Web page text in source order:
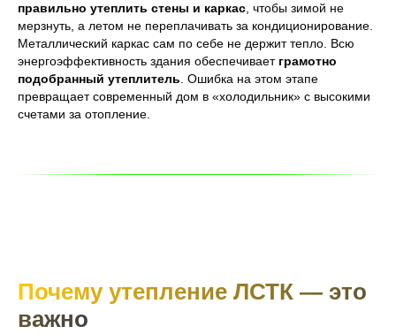
правильно утеплить стены и каркас, чтобы зимой не
мерзнуть, а летом не переплачивать за кондиционирование.
Металлический каркас сам по себе не держит тепло. Всю
энергоэффективность здания обеспечивает грамотно
подобранный утеплитель. Ошибка на этом этапе
превращает современный дом в «холодильник» с высокими
счетами за отопление.
Почему утепление ЛСТК — это
важно